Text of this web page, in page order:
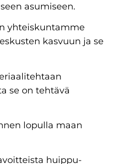
asumiseen.
yhteiskuntamme
kasvuun ja se
se on tehtävä
lopulla maan
huippu-